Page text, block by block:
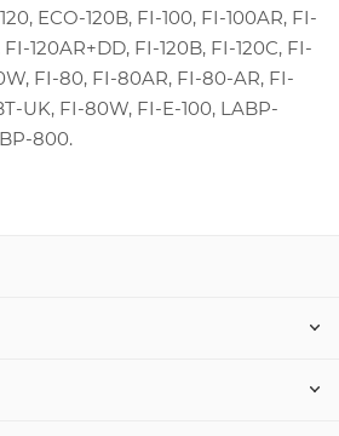
ECO-120B, FI-100, FI-100AR, FI-
120AR+DD, FI-120B, FI-120C, FI-
FI-80, FI-80AR, FI-80-AR, FI-
UK, FI-80W, FI-E-100, LABP-
800.